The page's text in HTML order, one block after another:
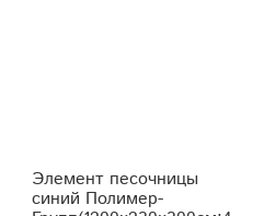
Элемент песочницы
синий Полимер-